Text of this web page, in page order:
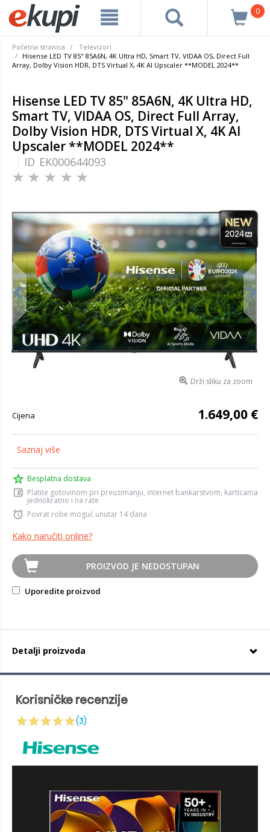
0
Početna stranica
Televizori
Hisense LED TV 85" 85A6N, 4K Ultra HD, Smart TV, VIDAA OS, Direct Full
Array, Dolby Vision HDR, DTS Virtual X, 4K AI Upscaler **MODEL 2024**
Hisense LED TV 85" 85A6N, 4K Ultra HD,
Smart TV, VIDAA OS, Direct Full Array,
Dolby Vision HDR, DTS Virtual X, 4K AI
Upscaler **MODEL 2024**
ID EK000644093
Drži sliku za zoom
Cijena 1.649,00 €
Saznaj više
Besplatna dostava
Platite gotovinom pri preuzimanju, internet bankarstvom, karticama
jednokratno i na rate
Povrat robe moguć unutar 14 dana
Kako naručiti online?
PROIZVOD JE NEDOSTUPAN
Uporedite proizvod
Detalji proizvoda
Korisničke recenzije
(3)